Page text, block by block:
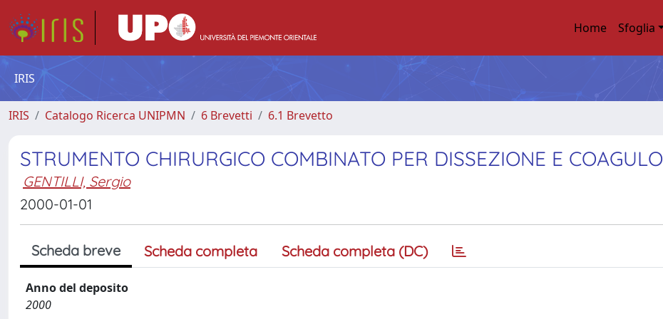
Home Sfoglia
IRIS
IRIS Catalogo Ricerca UNIPMN 6 Brevetti 6.1 Brevetto
STRUMENTO CHIRURGICO COMBINATO PER DISSEZIONE E COAGULO
GENTILLI, Sergio
2000-01-01
Scheda breve Scheda completa Scheda completa (DC)
Anno del deposito
2000